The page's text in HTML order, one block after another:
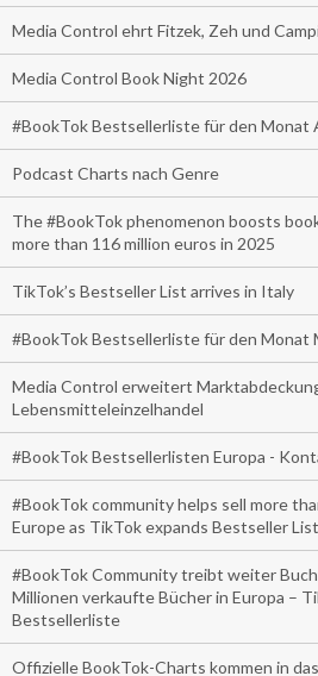
Media Control ehrt Fitzek, Zeh und
Media Control Book Night 2026
#BookTok Bestsellerliste für den Monat
Podcast Charts nach Genre
The #BookTok phenomenon boosts
more than 116 million euros in 2025
TikTok’s Bestseller List arrives in Italy
#BookTok Bestsellerliste für den Monat
Media Control erweitert
Lebensmitteleinzelhandel
#BookTok Bestsellerlisten Europa -
#BookTok community helps sell more
Europe as TikTok expands Bestseller List
#BookTok Community treibt weiter
Millionen verkaufte Bücher in Europa –
Bestsellerliste
Offizielle BookTok-Charts kommen in